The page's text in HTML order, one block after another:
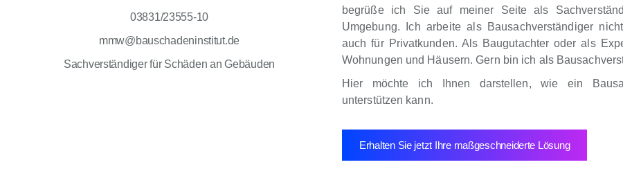
03831/23555-10
mmw@bauschadeninstitut.de
Sachverständiger für Schäden an Gebäuden
begrüße ich Sie auf meiner Seite als
Umgebung. Ich arbeite als Bausachverständiger
auch für Privatkunden. Als Baugutachter oder als
Wohnungen und Häusern. Gern bin ich als
Hier möchte ich Ihnen darstellen, wie ein
unterstützen kann.
Erhalten Sie jetzt Ihre maßgeschneiderte Lösung